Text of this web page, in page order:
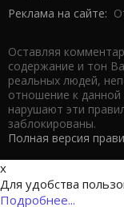
Реклама на сайте:
Оставляя
содержание и тон
реальных людей,
отношение к
нарушают эти
заблокированы.
Полная версия
x
Для удобства
Подробнее...